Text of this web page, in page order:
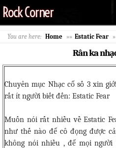
Rock Corner
You are here: Home »» Estatic Fear »
Rân ka
Chuyên mục Nhạc cổ số 3 xin
rất ít người biết đến: Estatic Fear
Muốn nói rất nhiều về Estatic
như thế nào để cô đọng được
không nói nhiều , để mọi